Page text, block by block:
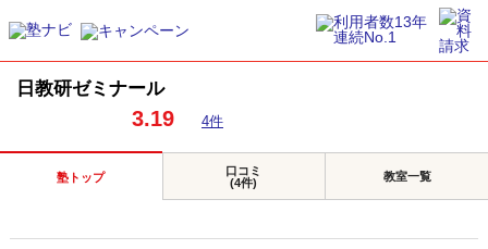
日教研ゼミナール
3.19 4件
塾トップ
口コミ
(4件)
教室一覧